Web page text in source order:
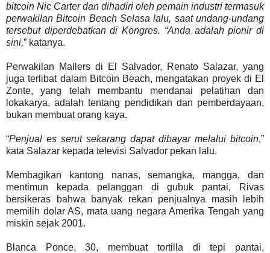
bitcoin Nic Carter dan dihadiri oleh pemain industri termasuk
perwakilan Bitcoin Beach Selasa lalu, saat undang-undang
tersebut diperdebatkan di Kongres. “Anda adalah pionir di
sini,” katanya.
Perwakilan Mallers di El Salvador, Renato Salazar, yang
juga terlibat dalam Bitcoin Beach, mengatakan proyek di El
Zonte, yang telah membantu mendanai pelatihan dan
lokakarya, adalah tentang pendidikan dan pemberdayaan,
bukan membuat orang kaya.
“Penjual es serut sekarang dapat dibayar melalui bitcoin,”
kata Salazar kepada televisi Salvador pekan lalu.
Membagikan kantong nanas, semangka, mangga, dan
mentimun kepada pelanggan di gubuk pantai, Rivas
bersikeras bahwa banyak rekan penjualnya masih lebih
memilih dolar AS, mata uang negara Amerika Tengah yang
miskin sejak 2001.
Blanca Ponce, 30, membuat tortilla di tepi pantai,